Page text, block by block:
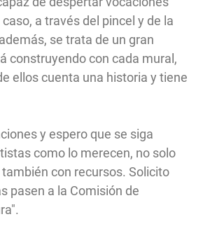
a través del pincel y de la
se trata de un gran
construyendo con cada mural,
ellos cuenta una historia y tiene
y espero que se siga
como lo merecen, no solo
con recursos. Solicito
pasen a la Comisión de